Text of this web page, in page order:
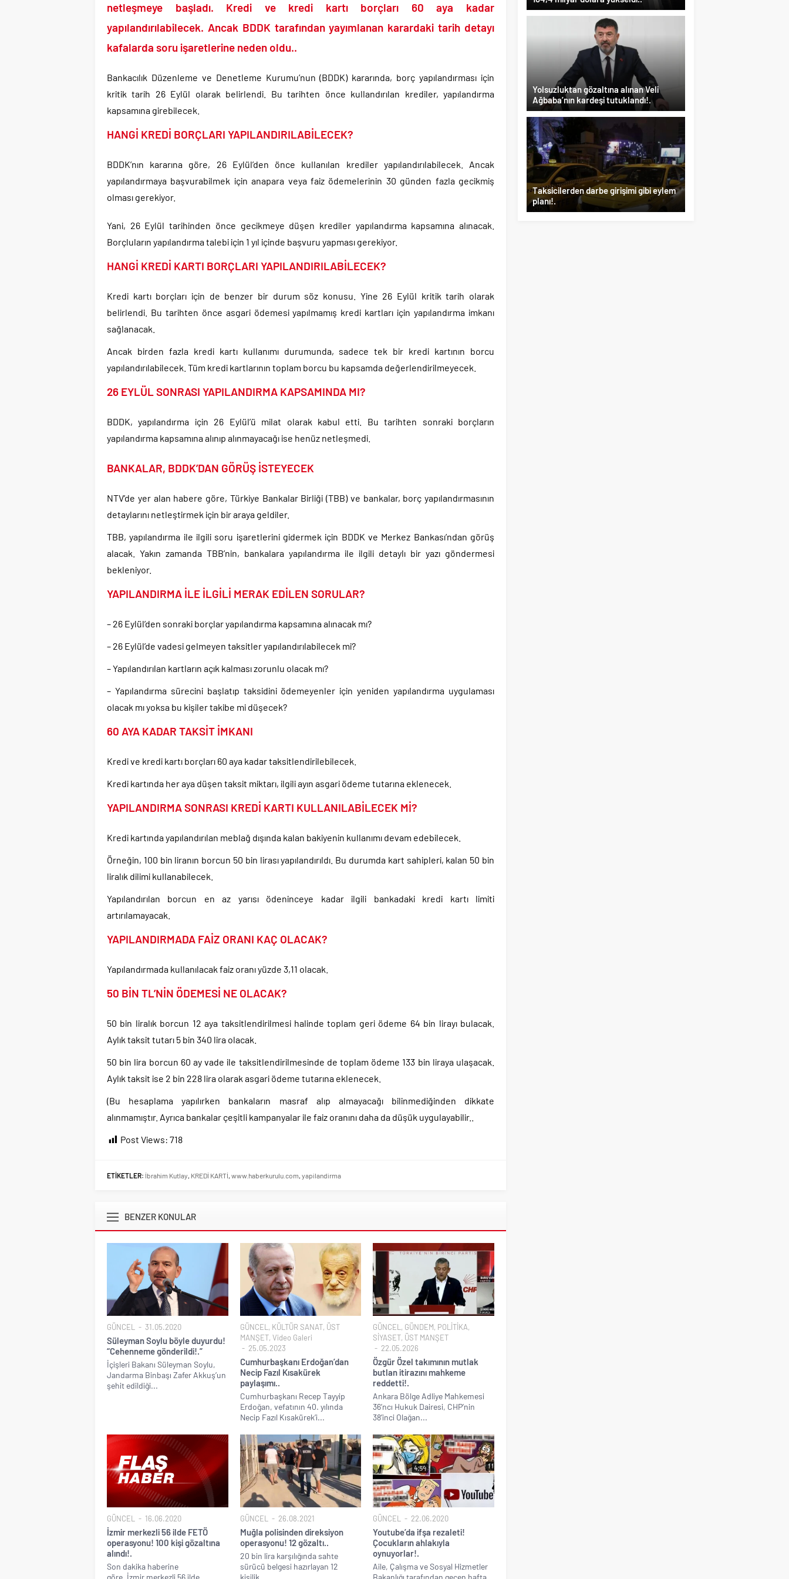
Denize döktüğümüz(!) Yunanların ekonomisini şaha kaldırdık!.
TÜİK sipariş enflasyon oranlarını açıkladı!.
Ekrem İmamoğlu dahil 53 ismin tutukluluğunun devamına karar verildi..
netleşmeye başladı. Kredi ve kredi kartı borçları 60 aya kadar
yapılandırılabilecek. Ancak BDDK tarafından yayımlanan karardaki tarih detayı
kafalarda soru işaretlerine neden oldu..
Bankacılık Düzenleme ve Denetleme Kurumu’nun (BDDK) kararında, borç yapılandırması için
kritik tarih 26 Eylül olarak belirlendi. Bu tarihten önce kullandırılan krediler, yapılandırma
kapsamına girebilecek.
HANGİ KREDİ BORÇLARI YAPILANDIRILABİLECEK?
BDDK’nın kararına göre, 26 Eylül’den önce kullanılan krediler yapılandırılabilecek. Ancak
yapılandırmaya başvurabilmek için anapara veya faiz ödemelerinin 30 günden fazla gecikmiş
olması gerekiyor.
Yani, 26 Eylül tarihinden önce gecikmeye düşen krediler yapılandırma kapsamına alınacak.
Borçluların yapılandırma talebi için 1 yıl içinde başvuru yapması gerekiyor.
HANGİ KREDİ KARTI BORÇLARI YAPILANDIRILABİLECEK?
Kredi kartı borçları için de benzer bir durum söz konusu. Yine 26 Eylül kritik tarih olarak
belirlendi. Bu tarihten önce asgari ödemesi yapılmamış kredi kartları için yapılandırma imkanı
sağlanacak.
Ancak birden fazla kredi kartı kullanımı durumunda, sadece tek bir kredi kartının borcu
yapılandırılabilecek. Tüm kredi kartlarının toplam borcu bu kapsamda değerlendirilmeyecek.
26 EYLÜL SONRASI YAPILANDIRMA KAPSAMINDA MI?
BDDK, yapılandırma için 26 Eylül’ü milat olarak kabul etti. Bu tarihten sonraki borçların
yapılandırma kapsamına alınıp alınmayacağı ise henüz netleşmedi.
BANKALAR, BDDK’DAN GÖRÜŞ İSTEYECEK
NTV’de yer alan habere göre, Türkiye Bankalar Birliği (TBB) ve bankalar, borç yapılandırmasının
detaylarını netleştirmek için bir araya geldiler.
TBB, yapılandırma ile ilgili soru işaretlerini gidermek için BDDK ve Merkez Bankası’ndan görüş
alacak. Yakın zamanda TBB’nin, bankalara yapılandırma ile ilgili detaylı bir yazı göndermesi
bekleniyor.
YAPILANDIRMA İLE İLGİLİ MERAK EDİLEN SORULAR?
– 26 Eylül’den sonraki borçlar yapılandırma kapsamına alınacak mı?
– 26 Eylül’de vadesi gelmeyen taksitler yapılandırılabilecek mi?
– Yapılandırılan kartların açık kalması zorunlu olacak mı?
– Yapılandırma sürecini başlatıp taksidini ödemeyenler için yeniden yapılandırma uygulaması
olacak mı yoksa bu kişiler takibe mi düşecek?
60 AYA KADAR TAKSİT İMKANI
Kredi ve kredi kartı borçları 60 aya kadar taksitlendirilebilecek.
Kredi kartında her aya düşen taksit miktarı, ilgili ayın asgari ödeme tutarına eklenecek.
YAPILANDIRMA SONRASI KREDİ KARTI KULLANILABİLECEK Mİ?
Kredi kartında yapılandırılan meblağ dışında kalan bakiyenin kullanımı devam edebilecek.
Örneğin, 100 bin liranın borcun 50 bin lirası yapılandırıldı. Bu durumda kart sahipleri, kalan 50 bin
liralık dilimi kullanabilecek.
Yapılandırılan borcun en az yarısı ödeninceye kadar ilgili bankadaki kredi kartı limiti
artırılamayacak.
YAPILANDIRMADA FAİZ ORANI KAÇ OLACAK?
Yapılandırmada kullanılacak faiz oranı yüzde 3,11 olacak.
50 BİN TL’NİN ÖDEMESİ NE OLACAK?
50 bin liralık borcun 12 aya taksitlendirilmesi halinde toplam geri ödeme 64 bin lirayı bulacak.
Aylık taksit tutarı 5 bin 340 lira olacak.
50 bin lira borcun 60 ay vade ile taksitlendirilmesinde de toplam ödeme 133 bin liraya ulaşacak.
Aylık taksit ise 2 bin 228 lira olarak asgari ödeme tutarına eklenecek.
(Bu hesaplama yapılırken bankaların masraf alıp almayacağı bilinmediğinden dikkate
alınmamıştır. Ayrıca bankalar çeşitli kampanyalar ile faiz oranını daha da düşük uygulayabilir..
Post Views: 718
ETİKETLER: İbrahim Kutlay, KREDİ KARTİ, www.haberkurulu.com, yapilandirma
BENZER KONULAR
GÜNCEL 31.05.2020
Süleyman Soylu böyle duyurdu!
“Cehenneme gönderildi!.”
İçişleri Bakanı Süleyman Soylu,
Jandarma Binbaşı Zafer Akkuş’un
şehit edildiği...
GÜNCEL , KÜLTÜR SANAT, ÜST
MANŞET, Video Galeri
25.05.2023
Cumhurbaşkanı Erdoğan’dan
Necip Fazıl Kısakürek
paylaşımı..
Cumhurbaşkanı Recep Tayyip
Erdoğan, vefatının 40. yılında
Necip Fazıl Kısakürek’i...
GÜNCEL , GÜNDEM, POLİTİKA,
SİYASET, ÜST MANŞET
22.05.2026
Özgür Özel takımının mutlak
butlan itirazını mahkeme
reddetti!.
Ankara Bölge Adliye Mahkemesi
36’ncı Hukuk Dairesi, CHP’nin
38’inci Olağan...
GÜNCEL 16.06.2020
İzmir merkezli 56 ilde FETÖ
operasyonu! 100 kişi gözaltına
alındı!.
Son dakika haberine
göre, İzmir merkezli 56 ilde
GÜNCEL 26.08.2021
Muğla polisinden direksiyon
operasyonu! 12 gözaltı..
20 bin lira karşılığında sahte
sürücü belgesi hazırlayan 12
kişilik...
GÜNCEL 22.06.2020
Youtube’da ifşa rezaleti!
Çocukların ahlakıyla
oynuyorlar!.
Aile, Çalışma ve Sosyal Hizmetler
Bakanlığı tarafından geçen hafta
Yolsuzluktan gözaltına alınan Veli
Ağbaba’nın kardeşi tutuklandı!.
Taksicilerden darbe girişimi gibi eylem
planı!.